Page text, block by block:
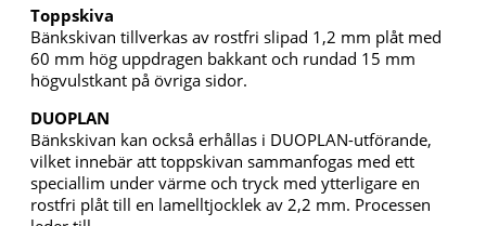
Toppskiva
Bänkskivan tillverkas av rostfri slipad 1,2 mm plåt med
60 mm hög uppdragen bakkant och rundad 15 mm
högvulstkant på övriga sidor.
DUOPLAN
Bänkskivan kan också erhållas i DUOPLAN-utförande,
vilket innebär att toppskivan sammanfogas med ett
speciallim under värme och tryck med ytterligare en
rostfri plåt till en lamelltjocklek av 2,2 mm. Processen